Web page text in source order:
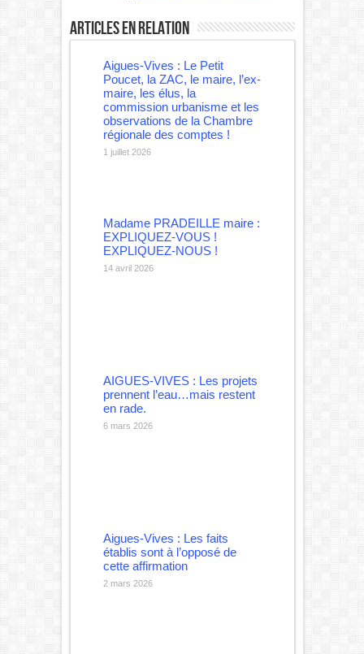
Articles en relation
Aigues-Vives : Le Petit
Poucet, la ZAC, le maire, l’ex-
maire, les élus, la
commission urbanisme et les
observations de la Chambre
régionale des comptes !
1 juillet 2026
Madame PRADEILLE maire :
EXPLIQUEZ-VOUS !
EXPLIQUEZ-NOUS !
14 avril 2026
AIGUES-VIVES : Les projets
prennent l’eau…mais restent
en rade.
6 mars 2026
Aigues-Vives : Les faits
établis sont à l’opposé de
cette affirmation
2 mars 2026